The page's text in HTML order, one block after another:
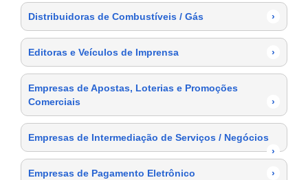
Distribuidoras de Combustíveis / Gás ›
Editoras e Veículos de Imprensa ›
Empresas de Apostas, Loterias e Promoções
Comerciais
›
Empresas de Intermediação de Serviços / Negócios
›
Empresas de Pagamento Eletrônico
›